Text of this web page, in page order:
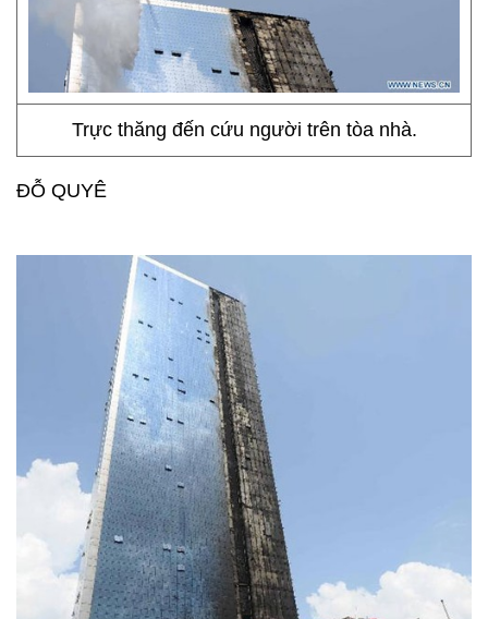
Trực thăng đến cứu người trên tòa nhà.
ĐỖ QUYÊ